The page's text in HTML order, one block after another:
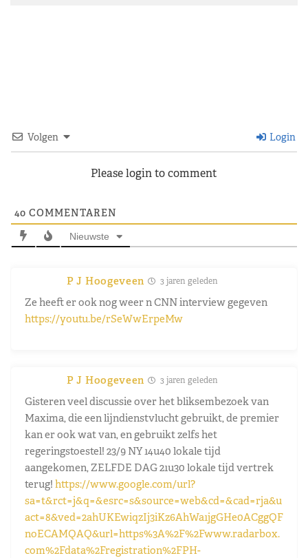
Volgen Login
Please login to comment
40 COMMENTAREN
Nieuwste
P J Hoogeveen 3 jaren geleden
Ze heeft er ook nog weer n CNN interview gegeven
https://youtu.be/rSeWwErpeMw
P J Hoogeveen 3 jaren geleden
Gisteren veel discussie over het bliksembezoek van
Maxima, die een lijndienstvlucht gebruikt, de premier
kan er ook wat van, en gebruikt zelfs het
regeringstoestel! 23/9 NY 14u40 lokale tijd
aangekomen, ZELFDE DAG 21u30 lokale tijd vertrek
terug! https://www.google.com/url?
sa=t&rct=j&q=&esrc=s&source=web&cd=&cad=rja&u
act=8&ved=2ahUKEwiqzIj3iKz6AhWa1jgGHe0ACggQF
noECAMQAQ&url=https%3A%2F%2Fwww.radarbox.
com%2Fdata%2Fregistration%2FPH-